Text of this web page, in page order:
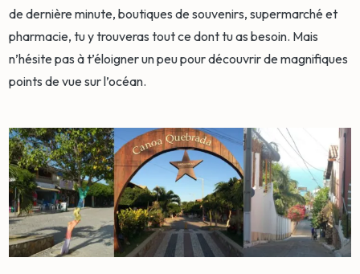
de dernière minute, boutiques de souvenirs, supermarché et
pharmacie, tu y trouveras tout ce dont tu as besoin. Mais
n’hésite pas à t’éloigner un peu pour découvrir de magnifiques
points de vue sur l’océan.